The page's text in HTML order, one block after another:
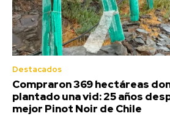
Destacados
Compraron 369 hectáreas
plantado una vid: 25 años
mejor Pinot Noir de Chile